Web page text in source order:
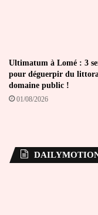
Ultimatum à Lomé : 3
pour déguerpir du
domaine public !
01/08/2026